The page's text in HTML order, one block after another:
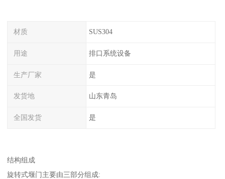
材质 SUS304
用途 排口系统设备
生产厂家 是
发货地 山东青岛
全国发货 是
结构组成
旋转式堰门主要由三部分组成: